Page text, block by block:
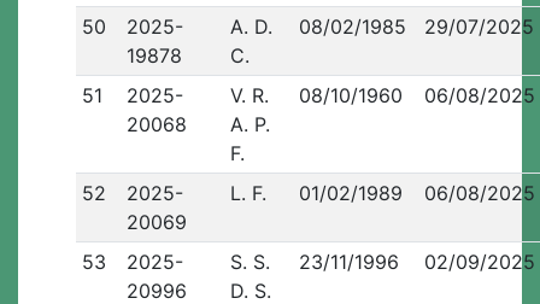
50
2025-
19878
A. D.
C.
08/02/1985 29/07/2025
51
2025-
20068
V. R.
A. P.
F.
08/10/1960 06/08/2025
52
2025-
20069
L. F. 01/02/1989 06/08/2025
53
2025-
20996
S. S.
D. S.
23/11/1996 02/09/2025